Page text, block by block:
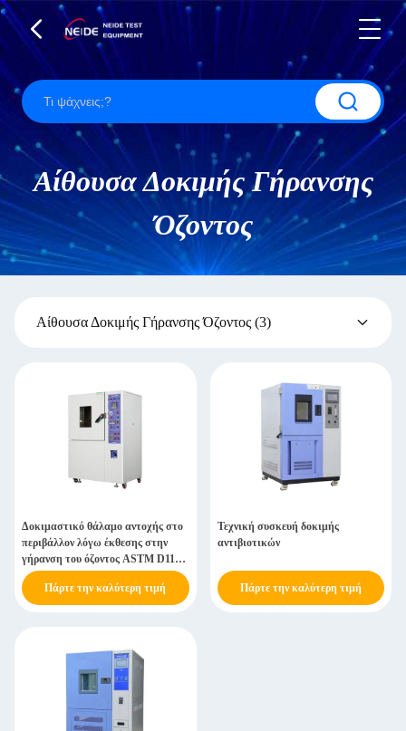
Αίθουσα Δοκιμής Γήρανσης
Όζοντος
Αίθουσα Δοκιμής Γήρανσης Όζοντος (3)
Δοκιμαστικό θάλαμο αντοχής στο
περιβάλλον λόγω έκθεσης στην
γήρανση του όζοντος ASTM D1149
Σύμφωνος
Πάρτε την καλύτερη τιμή
Τεχνική συσκευή δοκιμής
αντιβιοτικών
Πάρτε την καλύτερη τιμή